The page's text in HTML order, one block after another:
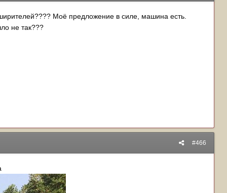
Моё предложение в силе, машина есть.
не так???
#466